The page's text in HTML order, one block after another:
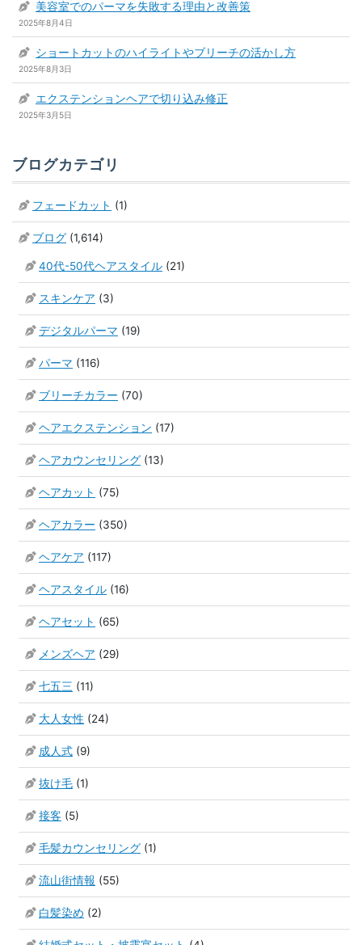
美容室でのパーマを失敗する理由と改善策
2025年8月4日
ショートカットのハイライトやブリーチの活かし方
2025年8月3日
エクステンションヘアで切り込み修正
2025年3月5日
ブログカテゴリ
フェードカット (1)
ブログ (1,614)
40代-50代ヘアスタイル (21)
スキンケア (3)
デジタルパーマ (19)
パーマ (116)
ブリーチカラー (70)
ヘアエクステンション (17)
ヘアカウンセリング (13)
ヘアカット (75)
ヘアカラー (350)
ヘアケア (117)
ヘアスタイル (16)
ヘアセット (65)
メンズヘア (29)
七五三 (11)
大人女性 (24)
成人式 (9)
抜け毛 (1)
接客 (5)
毛髪カウンセリング (1)
流山街情報 (55)
白髪染め (2)